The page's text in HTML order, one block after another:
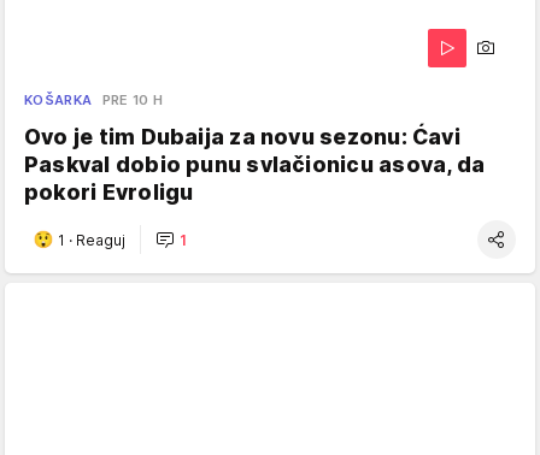
KOŠARKA PRE 10 H
Ovo je tim Dubaija za novu sezonu: Ćavi
Paskval dobio punu svlačionicu asova, da
pokori Evroligu
1 · Reaguj 1